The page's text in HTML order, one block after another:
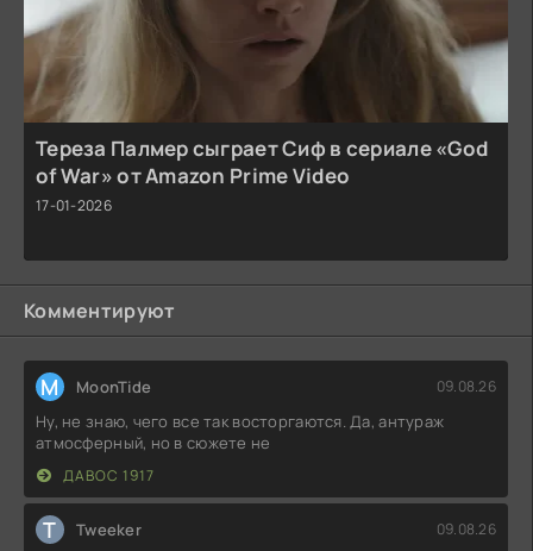
Тереза Палмер сыграет Сиф в сериале «God
of War» от Amazon Prime Video
17-01-2026
Комментируют
M MoonTide 09.08.26
Ну, не знаю, чего все так восторгаются. Да, антураж
атмосферный, но в сюжете не
ДАВОС 1917
T Tweeker 09.08.26